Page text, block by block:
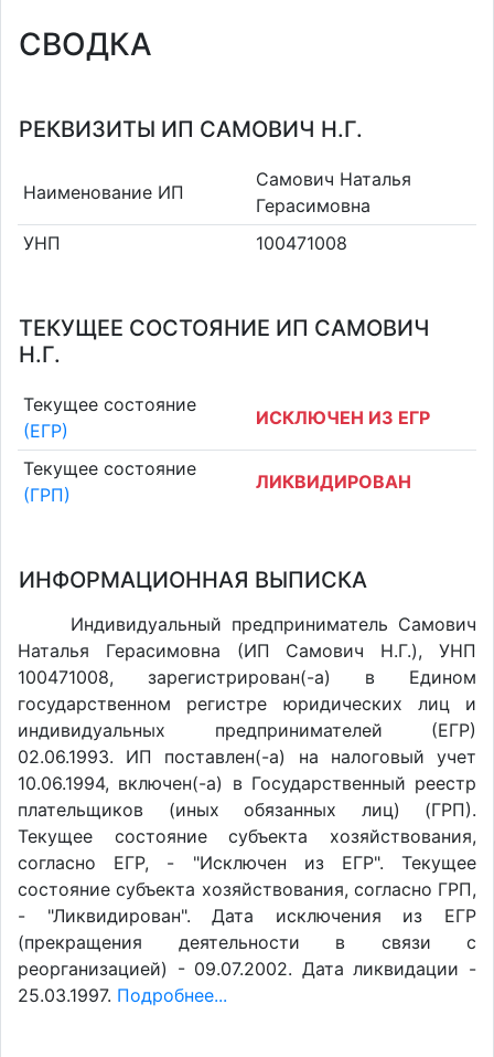
СВОДКА
РЕКВИЗИТЫ ИП САМОВИЧ Н.Г.
Наименование ИП
Самович Наталья
Герасимовна
УНП
100471008
ТЕКУЩЕЕ СОСТОЯНИЕ ИП САМОВИЧ
Н.Г.
Текущее состояние
(ЕГР)
ИСКЛЮЧЕН ИЗ ЕГР
Текущее состояние
(ГРП)
ЛИКВИДИРОВАН
ИНФОРМАЦИОННАЯ ВЫПИСКА
Индивидуальный предприниматель Самович
Наталья Герасимовна (ИП Самович Н.Г.), УНП
100471008, зарегистрирован(-а) в Едином
государственном регистре юридических лиц и
индивидуальных предпринимателей (ЕГР)
02.06.1993. ИП поставлен(-a) на налоговый учет
10.06.1994, включен(-a) в Государственный реестр
плательщиков (иных обязанных лиц) (ГРП).
Текущее состояние субъекта хозяйствования,
согласно ЕГР, - "Исключен из ЕГР". Текущее
состояние субъекта хозяйствования, согласно ГРП,
- "Ликвидирован". Дата исключения из ЕГР
(прекращения деятельности в связи с
реорганизацией) - 09.07.2002. Дата ликвидации -
25.03.1997. Подробнее...